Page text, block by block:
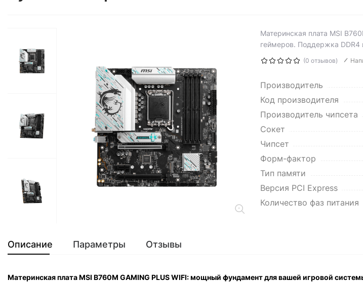
Материнская плата MSI
геймеров. Поддержка DDR4
(0 отзывов)
Производитель
Код производителя
Производитель чипсета
Сокет
Чипсет
Форм-фактор
Тип памяти
Версия PCI Express
Количество фаз питания
Описание Параметры Отзывы
Материнская плата MSI B760M GAMING PLUS WIFI: мощный фундамент для вашей игровой